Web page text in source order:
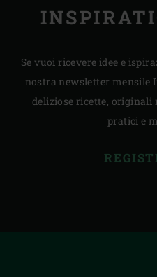
Se vuoi ricevere idee e
nostra newsletter mensile
deliziose ricette, originali
pratici e